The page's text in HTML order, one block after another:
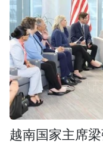
越南国家主席